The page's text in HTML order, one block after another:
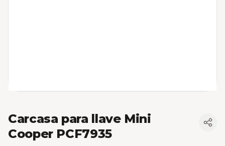
Carcasa para llave Mini
Cooper PCF7935